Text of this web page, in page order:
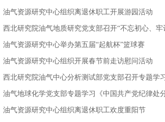
油气资源研究中心组织离退休职工开展游园活动
西北研究院油气地质研究党支部召开“不忘初心、
油气资源研究中心举办第五届“起航杯”篮球赛
油气资源研究中心组织开展春节前走访慰问活动
西北研究院油气中心分析测试部党支部召开专题学
油气地球化学党支部专题学习《中国共产党纪律处
油气资源研究中心组织离退休职工欢度重阳节